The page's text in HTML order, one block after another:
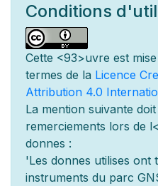
Conditions
Cette <93>uvre est mise
termes de la Licence
Attribution 4.0
La mention suivante
remerciements lors de l
donnes :
'Les donnes utilises ont t
instruments du parc